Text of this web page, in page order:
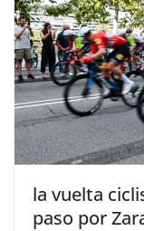
la vuelta
paso por